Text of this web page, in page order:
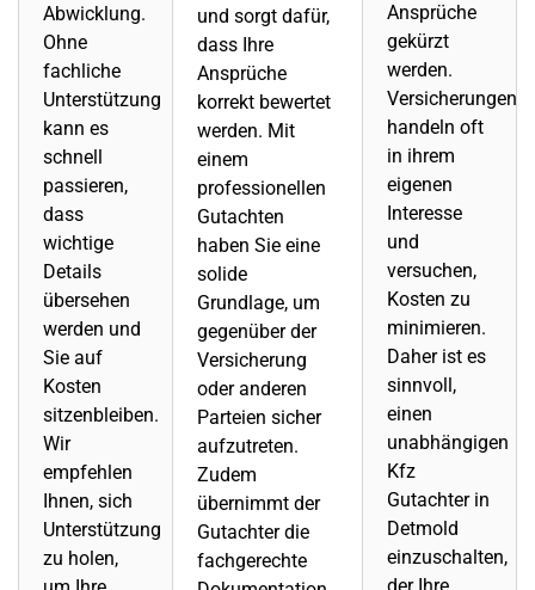
Abwicklung.
Ohne
fachliche
Unterstützung
kann es
schnell
passieren,
dass
wichtige
Details
übersehen
werden und
Sie auf
Kosten
sitzenbleiben.
Wir
empfehlen
Ihnen, sich
Unterstützung
zu holen,
und sorgt dafür,
dass Ihre
Ansprüche
korrekt bewertet
werden. Mit
einem
professionellen
Gutachten
haben Sie eine
solide
Grundlage, um
gegenüber der
Versicherung
oder anderen
Parteien sicher
aufzutreten.
Zudem
übernimmt der
Gutachter die
fachgerechte
Ansprüche
gekürzt
werden.
Versicherungen
handeln oft
in ihrem
eigenen
Interesse
und
versuchen,
Kosten zu
minimieren.
Daher ist es
sinnvoll,
einen
unabhängigen
Kfz
Gutachter in
Detmold
einzuschalten,
der Ihre